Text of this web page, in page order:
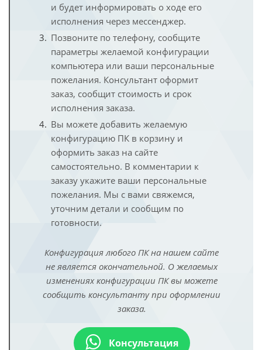
и будет информировать о ходе его
исполнения через мессенджер.
Позвоните по телефону, сообщите
параметры желаемой конфигурации
компьютера или ваши персональные
пожелания. Консультант оформит
заказ, сообщит стоимость и срок
исполнения заказа.
Вы можете добавить желаемую
конфигурацию ПК в корзину и
оформить заказ на сайте
самостоятельно. В комментарии к
заказу укажите ваши персональные
пожелания. Мы с вами свяжемся,
уточним детали и сообщим по
готовности.
Конфигурация любого ПК на нашем сайте
не является окончательной. О желаемых
изменениях конфигурации ПК вы можете
сообщить консультанту при оформлении
заказа.
Консультация